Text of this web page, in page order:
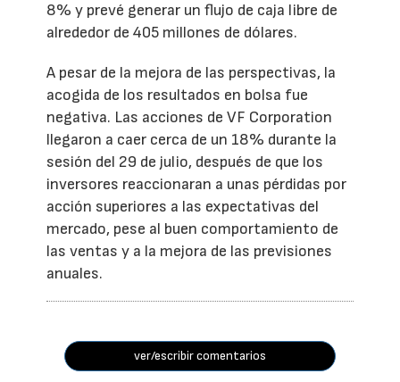
8% y prevé generar un flujo de caja libre de
alrededor de 405 millones de dólares.
A pesar de la mejora de las perspectivas, la
acogida de los resultados en bolsa fue
negativa. Las acciones de VF Corporation
llegaron a caer cerca de un 18% durante la
sesión del 29 de julio, después de que los
inversores reaccionaran a unas pérdidas por
acción superiores a las expectativas del
mercado, pese al buen comportamiento de
las ventas y a la mejora de las previsiones
anuales.
ver/escribir comentarios